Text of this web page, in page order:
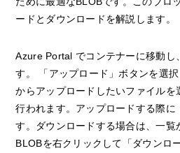
ードとダウンロードを解説します。
Azure Portal でコンテナーに移動し
す。 「アップロード」ボタンを選
からアップロードしたいファイル
行われます。アップロードする際に
す。ダウンロードする場合は、一覧
BLOBを右クリックして「ダウンロ